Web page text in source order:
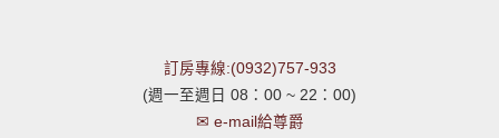
訂房專線:(0932)757-933
(週一至週日 08：00 ~ 22：00)
✉ e-mail給尊爵